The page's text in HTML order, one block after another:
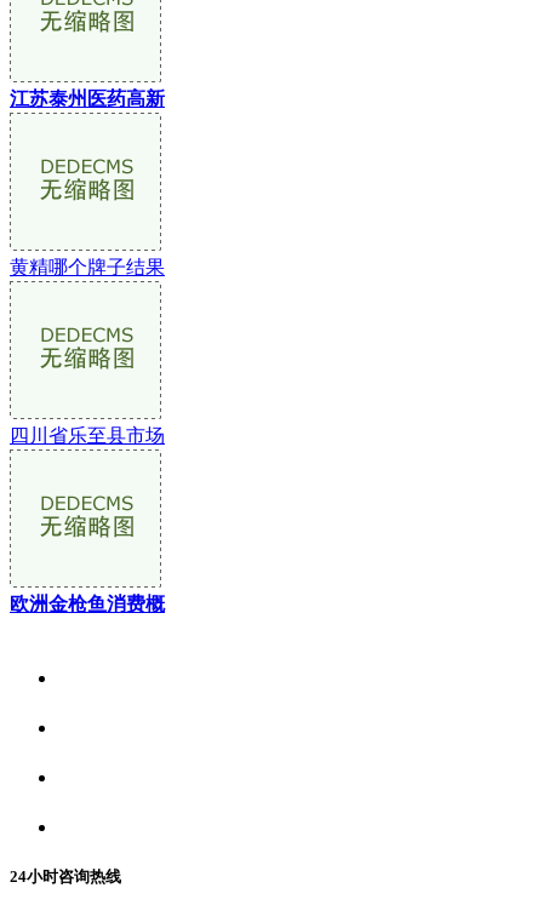
江苏泰州医药高新
黄精哪个牌子结果
四川省乐至县市场
欧洲金枪鱼消费概
24小时咨询热线